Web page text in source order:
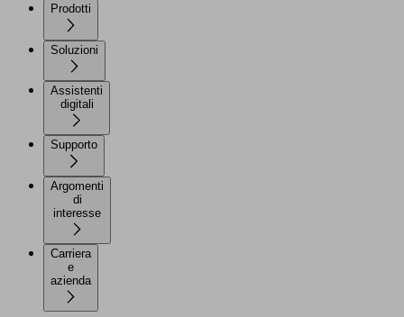
Prodotti
Soluzioni
Assistenti
Supporto
Argomenti
di
Carriera
e
azienda